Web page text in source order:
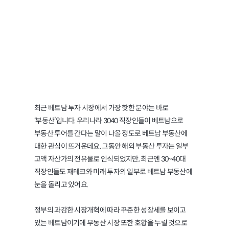
최근 베트남 투자 시장에서 가장 핫한 분야는 바로
‘부동산’입니다. 우리나라 3040 직장인들이 베트남으로
부동산 투어를 간다는 말이 나올 정도로 베트남 부동산에
대한 관심이 뜨거운데요. 그동안 해외 부동산 투자는 일부
고액 자산가의 전유물로 인식되었지만, 최근엔 30~40대
직장인들도 재테크와 미래 투자의 일부로 베트남 부동산에
눈을 돌리고 있어요.
정부의 과감한 시장개혁에 따라 꾸준한 성장세를 보이고
있는 베트남이기에 부동산 시장 또한 호황을 누릴 것으로